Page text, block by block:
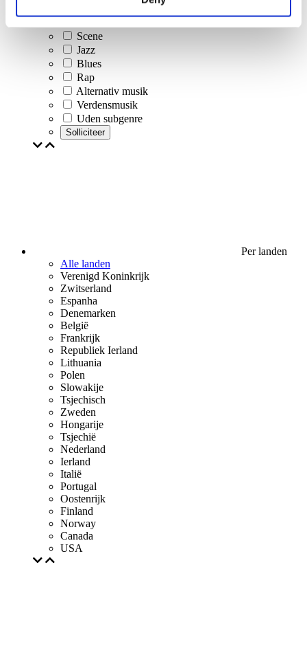
Vores særlige tilbud
Scene
Jazz
Blues
Rap
Alternativ musik
Verdensmusik
Uden subgenre
Solliciteer
Per landen
Alle landen
Verenigd Koninkrijk
Zwitserland
Espanha
Denemarken
België
Frankrijk
Republiek Ierland
Lithuania
Polen
Slowakije
Tsjechisch
Zweden
Hongarije
Tsjechië
Nederland
Ierland
Italië
Portugal
Oostenrijk
Finland
Norway
Canada
USA